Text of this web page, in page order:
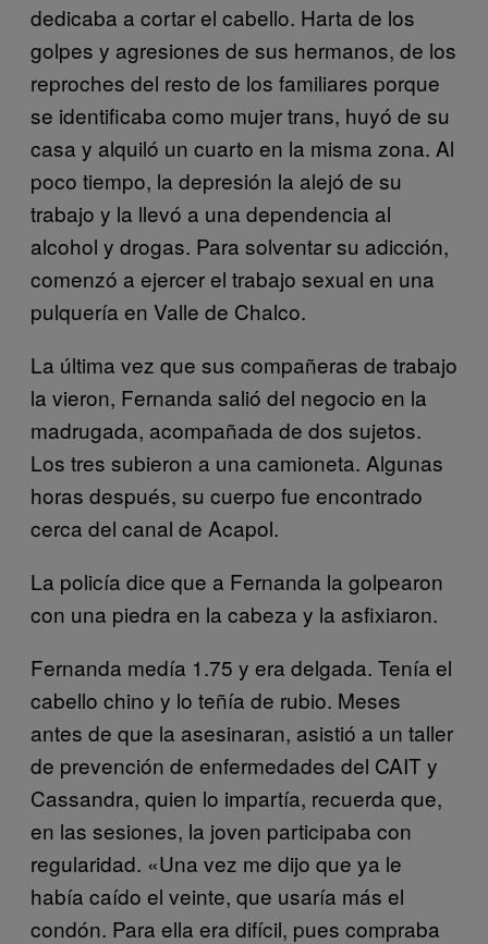
dedicaba a cortar el cabello. Harta de los
golpes y agresiones de sus hermanos, de los
reproches del resto de los familiares porque
se identificaba como mujer trans, huyó de su
casa y alquiló un cuarto en la misma zona. Al
poco tiempo, la depresión la alejó de su
trabajo y la llevó a una dependencia al
alcohol y drogas. Para solventar su adicción,
comenzó a ejercer el trabajo sexual en una
pulquería en Valle de Chalco.
La última vez que sus compañeras de trabajo
la vieron, Fernanda salió del negocio en la
madrugada, acompañada de dos sujetos.
Los tres subieron a una camioneta. Algunas
horas después, su cuerpo fue encontrado
cerca del canal de Acapol.
La policía dice que a Fernanda la golpearon
con una piedra en la cabeza y la asfixiaron.
Fernanda medía 1.75 y era delgada. Tenía el
cabello chino y lo teñía de rubio. Meses
antes de que la asesinaran, asistió a un taller
de prevención de enfermedades del CAIT y
Cassandra, quien lo impartía, recuerda que,
en las sesiones, la joven participaba con
regularidad. «Una vez me dijo que ya le
había caído el veinte, que usaría más el
condón. Para ella era difícil, pues compraba